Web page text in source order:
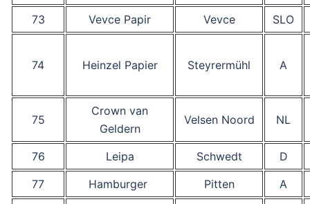
73 Vevce Papir Vevce SLO
74 Heinzel Papier Steyrermühl A
75
Crown van
Geldern
Velsen Noord NL
76 Leipa Schwedt D
77
Hamburger Pitten
A